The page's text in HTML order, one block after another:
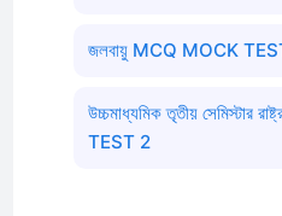
জলবায়ু MCQ MOCK
উচ্চমাধ্যমিক তৃতীয় সেমিস্টার
TEST 2